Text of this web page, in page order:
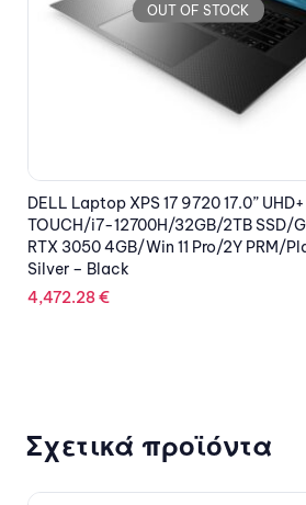
OUT OF STOCK
EPSON Lamp V13H010L76
314.25€
Σχετικά προϊόντα